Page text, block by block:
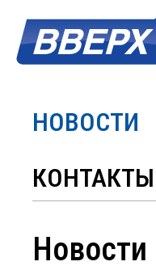
НОВОСТИ
КОНТАКТЫ
Новости